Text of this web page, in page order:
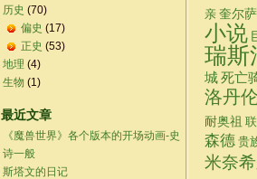
历史 (70)
偏史 (17)
正史 (53)
地理 (4)
生物 (1)
最近文章
《魔兽世界》各个版本的开场动画-史
诗一般
斯塔文的日记
亲 奎尔
小说
瑞斯
城死亡
洛丹
耐奥祖
森德 贵
米奈